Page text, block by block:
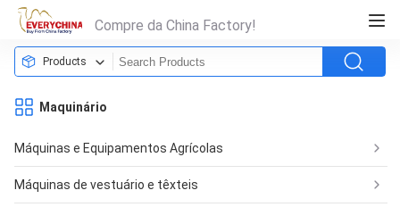
Compre da China Factory!
Products
Maquinário
Máquinas e Equipamentos Agrícolas
Máquinas de vestuário e têxteis